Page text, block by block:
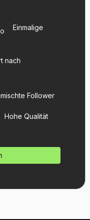
Einmalige
Follower
Hohe Qualität